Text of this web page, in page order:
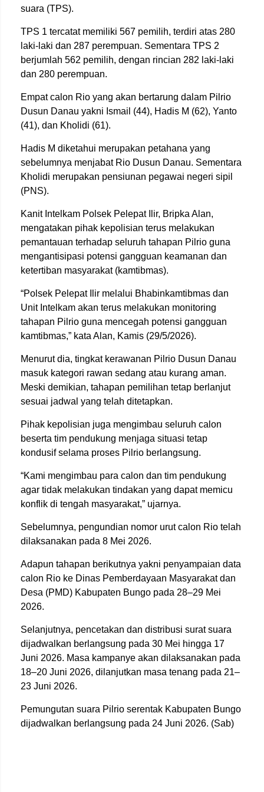
suara (TPS).
TPS 1 tercatat memiliki 567 pemilih, terdiri atas 280
laki-laki dan 287 perempuan. Sementara TPS 2
berjumlah 562 pemilih, dengan rincian 282 laki-laki
dan 280 perempuan.
Empat calon Rio yang akan bertarung dalam Pilrio
Dusun Danau yakni Ismail (44), Hadis M (62), Yanto
(41), dan Kholidi (61).
Hadis M diketahui merupakan petahana yang
sebelumnya menjabat Rio Dusun Danau. Sementara
Kholidi merupakan pensiunan pegawai negeri sipil
(PNS).
Kanit Intelkam Polsek Pelepat Ilir, Bripka Alan,
mengatakan pihak kepolisian terus melakukan
pemantauan terhadap seluruh tahapan Pilrio guna
mengantisipasi potensi gangguan keamanan dan
ketertiban masyarakat (kamtibmas).
“Polsek Pelepat Ilir melalui Bhabinkamtibmas dan
Unit Intelkam akan terus melakukan monitoring
tahapan Pilrio guna mencegah potensi gangguan
kamtibmas,” kata Alan, Kamis (29/5/2026).
Menurut dia, tingkat kerawanan Pilrio Dusun Danau
masuk kategori rawan sedang atau kurang aman.
Meski demikian, tahapan pemilihan tetap berlanjut
sesuai jadwal yang telah ditetapkan.
Pihak kepolisian juga mengimbau seluruh calon
beserta tim pendukung menjaga situasi tetap
kondusif selama proses Pilrio berlangsung.
“Kami mengimbau para calon dan tim pendukung
agar tidak melakukan tindakan yang dapat memicu
konflik di tengah masyarakat,” ujarnya.
Sebelumnya, pengundian nomor urut calon Rio telah
dilaksanakan pada 8 Mei 2026.
Adapun tahapan berikutnya yakni penyampaian data
calon Rio ke Dinas Pemberdayaan Masyarakat dan
Desa (PMD) Kabupaten Bungo pada 28–29 Mei
2026.
Selanjutnya, pencetakan dan distribusi surat suara
dijadwalkan berlangsung pada 30 Mei hingga 17
Juni 2026. Masa kampanye akan dilaksanakan pada
18–20 Juni 2026, dilanjutkan masa tenang pada 21–
23 Juni 2026.
Pemungutan suara Pilrio serentak Kabupaten Bungo
dijadwalkan berlangsung pada 24 Juni 2026. (Sab)